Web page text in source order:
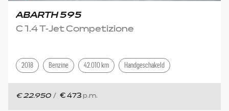
ABARTH 595
C 1.4 T-Jet Competizione
2018 Benzine 42.010 km Handgeschakeld
€ 22.950 / € 473 p.m.